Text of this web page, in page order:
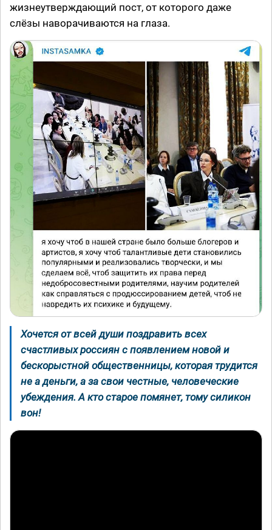
жизнеутверждающий пост, от которого даже
слёзы наворачиваются на глаза.
Хочется от всей души поздравить всех
счастливых россиян с появлением новой и
бескорыстной общественницы, которая трудится
не а деньги, а за свои честные, человеческие
убеждения. А кто старое помянет, тому силикон
вон!